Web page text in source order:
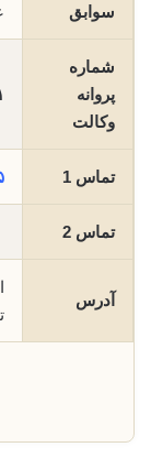
سوابق
شماره
پروانه
وکالت
تماس 1
تماس 2
آدرس